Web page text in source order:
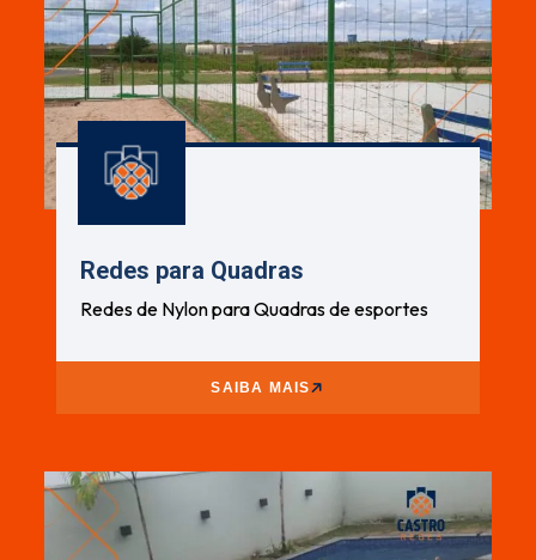
Redes para Quadras
Redes de Nylon para Quadras de esportes
SAIBA MAIS